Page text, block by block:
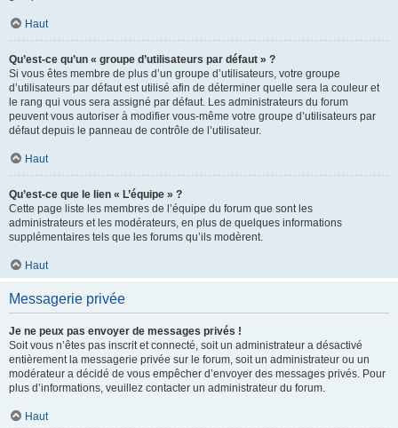
Haut
Qu’est-ce qu’un « groupe d’utilisateurs par défaut » ?
Si vous êtes membre de plus d’un groupe d’utilisateurs, votre groupe
d’utilisateurs par défaut est utilisé afin de déterminer quelle sera la couleur et
le rang qui vous sera assigné par défaut. Les administrateurs du forum
peuvent vous autoriser à modifier vous-même votre groupe d’utilisateurs par
défaut depuis le panneau de contrôle de l’utilisateur.
Haut
Qu’est-ce que le lien « L’équipe » ?
Cette page liste les membres de l’équipe du forum que sont les
administrateurs et les modérateurs, en plus de quelques informations
supplémentaires tels que les forums qu’ils modèrent.
Haut
Messagerie privée
Je ne peux pas envoyer de messages privés !
Soit vous n’êtes pas inscrit et connecté, soit un administrateur a désactivé
entièrement la messagerie privée sur le forum, soit un administrateur ou un
modérateur a décidé de vous empêcher d’envoyer des messages privés. Pour
plus d’informations, veuillez contacter un administrateur du forum.
Haut